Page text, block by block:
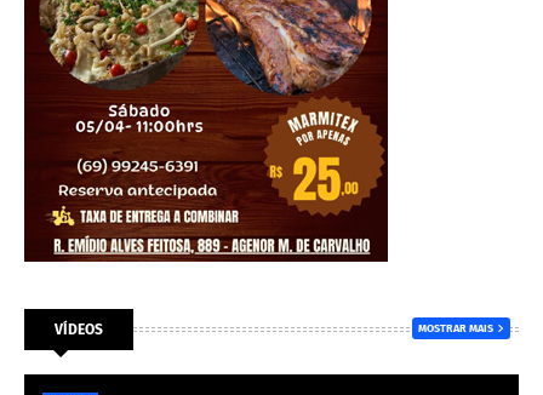
VÍDEOS MOSTRAR MAIS